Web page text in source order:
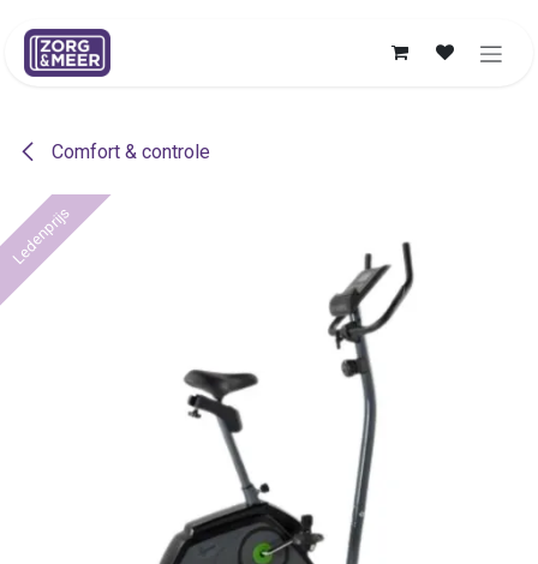
Comfort & controle
Ledenprijs